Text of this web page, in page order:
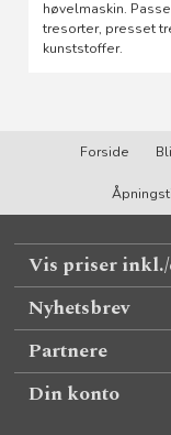
høvelmaskin.
tresorter, presset
kunststoffer.
Forside
Vis priser
Nyhetsbrev
Partnere
Din konto